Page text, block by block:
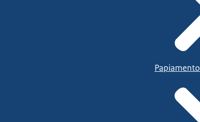
Papiamento